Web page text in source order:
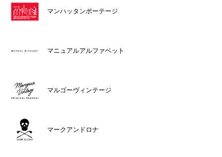
マンハッタンポーテージ
マニュアルアルファベット
マルゴーヴィンテージ
マークアンドロナ